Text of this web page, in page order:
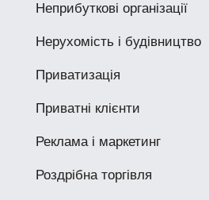
Неприбуткові організації
Нерухомість і будівництво
Приватизація
Приватні клієнти
Реклама і маркетинг
Роздрібна торгівля